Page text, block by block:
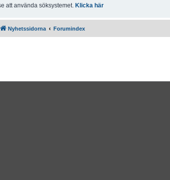
att använda söksystemet. Klicka här
Nyhetssidorna Forumindex